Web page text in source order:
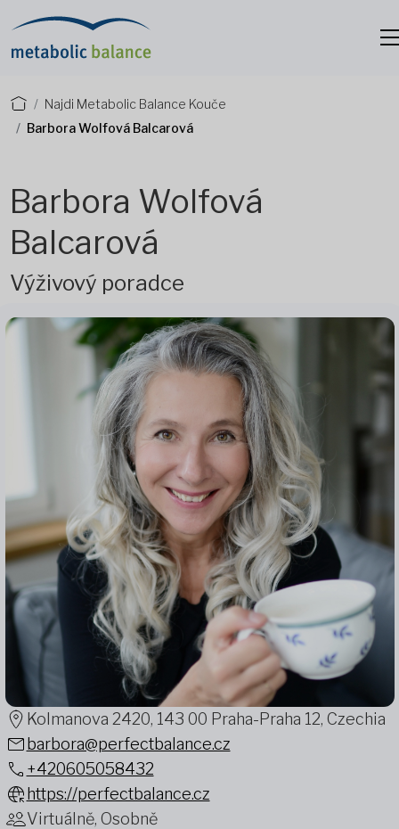
Najdi Metabolic Balance Kouče
Barbora Wolfová Balcarová
Barbora Wolfová
Balcarová
Výživový poradce
Kolmanova 2420, 143 00 Praha-Praha 12, Czechia
barbora@perfectbalance.cz
+420605058432
https://perfectbalance.cz
Virtuálně, Osobně